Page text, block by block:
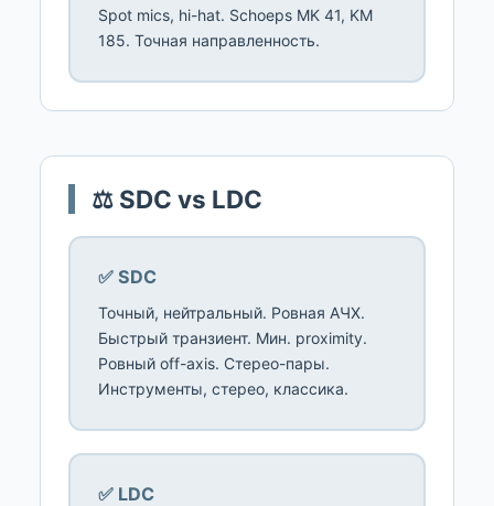
Spot mics, hi-hat. Schoeps MK 41, KM
185. Точная направленность.
⚖️ SDC vs LDC
✅ SDC
Точный, нейтральный. Ровная АЧХ.
Быстрый транзиент. Мин. proximity.
Ровный off-axis. Стерео-пары.
Инструменты, стерео, классика.
✅ LDC